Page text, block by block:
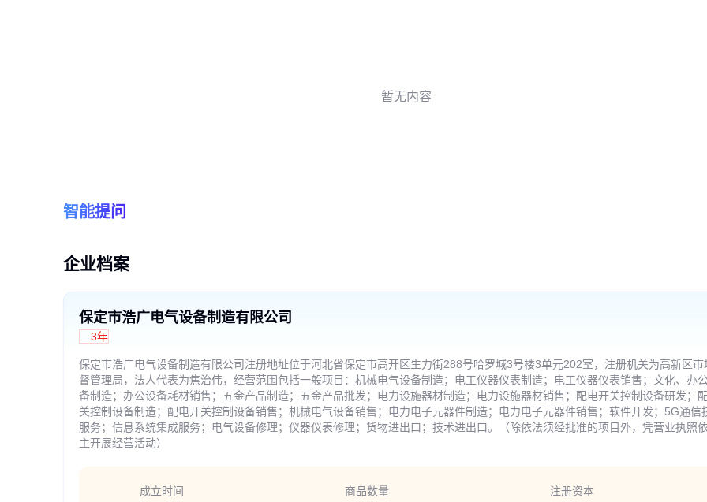
显示仪
气体密度
测控装置
电力仪表
电压监测
电气设备
暂无内容
智能提问
企业档案
保定市浩广电气设备制造有限公司
3年
保定市浩广电气设备制造有限公司注册地址位于河北省保定市高开区生力街288号哈罗城3号楼3单元202室，注册机关为高新区市
督管理局，法人代表为焦治伟，经营范围包括一般项目：机械电气设备制造；电工仪器仪表制造；电工仪器仪表销售；文化、办
备制造；办公设备耗材销售；五金产品制造；五金产品批发；电力设施器材制造；电力设施器材销售；配电开关控制设备研发；
关控制设备制造；配电开关控制设备销售；机械电气设备销售；电力电子元器件制造；电力电子元器件销售；软件开发；5G通信
服务；信息系统集成服务；电气设备修理；仪器仪表修理；货物进出口；技术进出口。（除依法须经批准的项目外，凭营业执照
主开展经营活动）
成立时间 商品数量 注册资本